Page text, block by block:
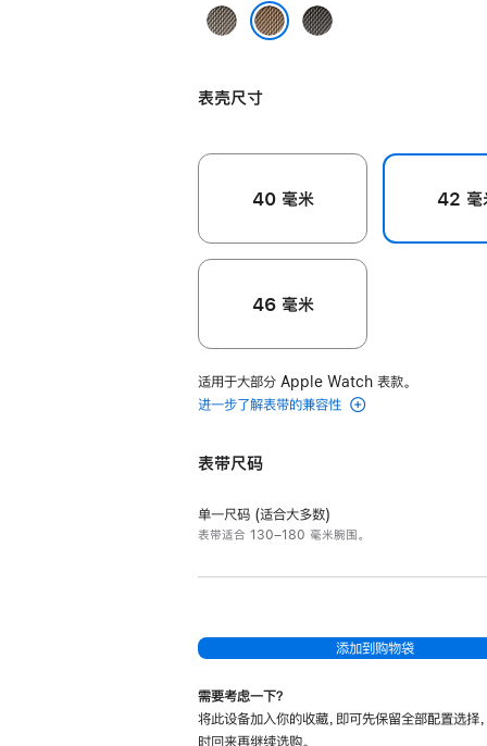
原
石
表壳尺寸
40 毫米 42 毫
46 毫米
适用于大部分 Apple Watch 表款。
进一步了解表带的兼容性
表带尺码
单一尺码 (适合大多数)
表带适合 130–180 毫米腕围。
添加到购物袋
需要考虑一下？
将此设备加入你的收藏，即可先保留全部配置选择
时回来再继续选购。